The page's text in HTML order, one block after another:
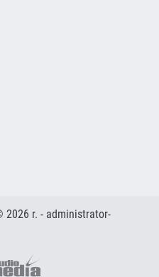
2026 r. - administrator-